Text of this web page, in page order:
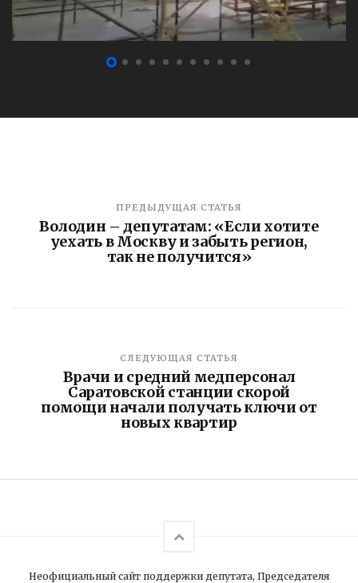
ПРЕДЫДУЩАЯ СТАТЬЯ
Володин – депутатам: «Если хотите
уехать в Москву и забыть регион,
так не получится»
СЛЕДУЮЩАЯ СТАТЬЯ
Врачи и средний медперсонал
Саратовской станции скорой
помощи начали получать ключи от
новых квартир
Неофициальный сайт поддержки депутата, Председателя